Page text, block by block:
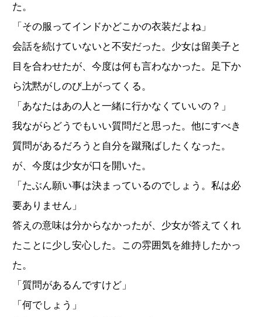
た。
「その服ってインドかどこかの衣装だよね」
会話を続けていないと不安だった。少女は留美子と
目を合わせたが、今度は何も言わなかった。足下か
ら沈黙がしのび上がってくる。
「あなたはあの人と一緒に行かなくていいの？」
我ながらどうでもいい質問だと思った。他にすべき
質問があるだろうと自分を蹴飛ばしたくなった。
が、今度は少女が口を開いた。
「たぶん願い事は決まっているのでしょう。私は必
要ありません」
答えの意味は分からなかったが、少女が答えてくれ
たことに少し安心した。この雰囲気を維持したかっ
た。
「質問があるんですけど」
「何でしょう」